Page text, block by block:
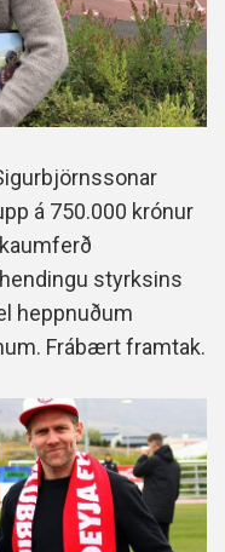
á 750.000 krónur
styrksins
heppnuðum
Frábært framtak.